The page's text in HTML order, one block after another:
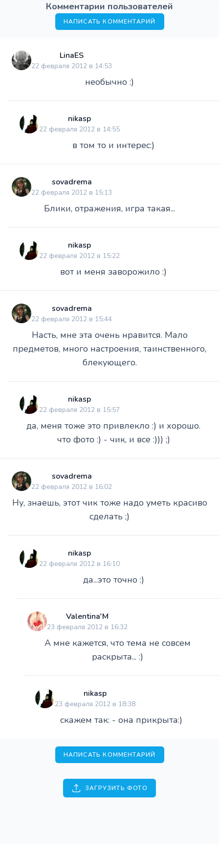
Комментарии пользователей
НАПИСАТЬ КОММЕНТАРИЙ
LinaES
22 февраля 2012 в 14:53
необычно :)
nikasp
22 февраля 2012 в 14:55
в том то и интерес:)
sovadrema
22 февраля 2012 в 15:13
Блики, отражения, игра такая...
nikasp
22 февраля 2012 в 15:22
вот и меня заворожило :)
sovadrema
22 февраля 2012 в 15:44
Насть, мне эта очень нравится. Мало
предметов, много настроения, таинственного,
блекующего.
nikasp
22 февраля 2012 в 15:57
да, меня тоже это привлекло :) и хорошо.
что фото :) - чик, и все :))) ;)
sovadrema
22 февраля 2012 в 16:02
Ну, знаешь, этот чик тоже надо уметь красиво
сделать ;)
nikasp
22 февраля 2012 в 16:10
да...это точно :)
Valentina'M
23 февраля 2012 в 16:32
А мне кажется, что тема не совсем
раскрыта... :)
nikasp
23 февраля 2012 в 18:38
скажем так: - она прикрыта:)
НАПИСАТЬ КОММЕНТАРИЙ
ЗАГРУЗИТЬ ФОТО